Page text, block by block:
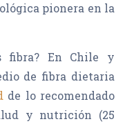
pionera en la
fibra? En Chile y
de fibra dietaria
de lo recomendado
y nutrición (25